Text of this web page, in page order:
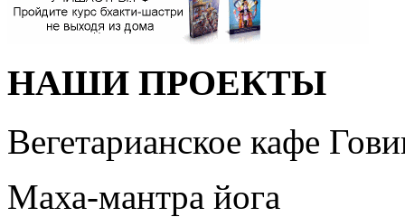
НАШИ ПРОЕКТЫ
Вегетарианское кафе
Маха-мантра йога